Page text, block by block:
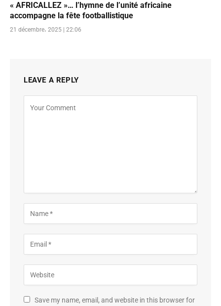
« AFRICALLEZ »… l’hymne de l’unité africaine
accompagne la fête footballistique
21 décembre، 2025 | 22:06
LEAVE A REPLY
Save my name, email, and website in this browser for